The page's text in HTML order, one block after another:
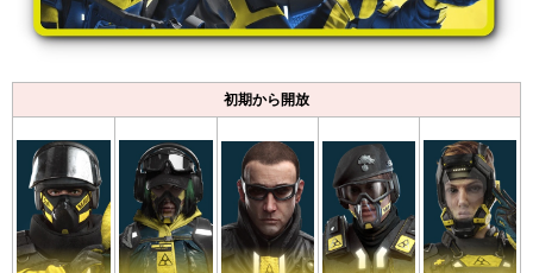
初期から開放